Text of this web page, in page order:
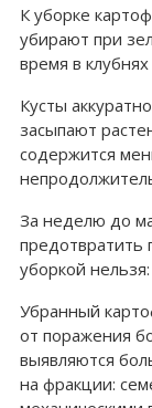
К уборке
убирают при
время в
Кусты
засыпают
содержится
За неделю до
предотвратить
уборкой
Убранный
от поражения
выявляются
на фракции: